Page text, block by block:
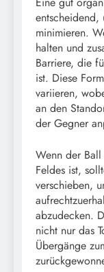
entscheidend,
minimieren.
halten und
Barriere, die
ist. Diese
variieren,
an den
der Gegner
Wenn der
Feldes ist,
verschieben,
abzudecken.
nicht nur das
Übergänge